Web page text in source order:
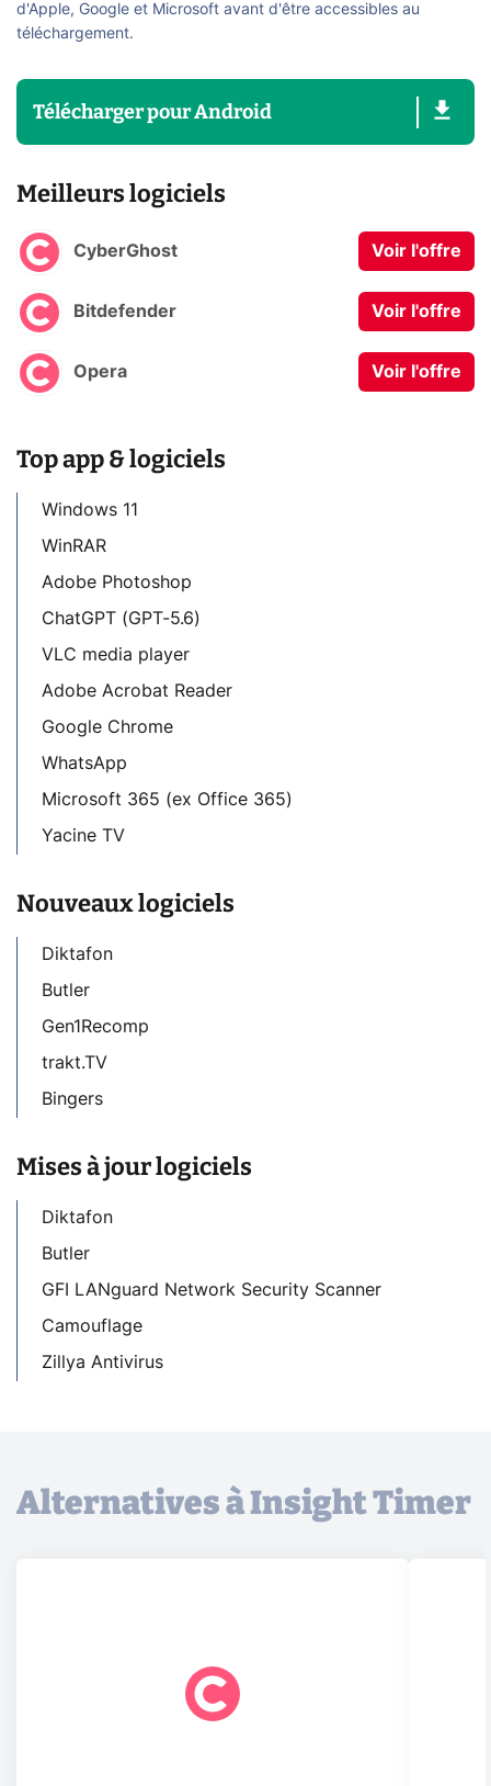
d'Apple, Google et Microsoft avant d'être accessibles au
téléchargement.
TéléchargerpourAndroid
Meilleurs logiciels
CyberGhost Voir l'offre
Bitdefender Voir l'offre
Opera Voir l'offre
Top app & logiciels
Windows 11
WinRAR
Adobe Photoshop
ChatGPT (GPT-5.6)
VLC media player
Adobe Acrobat Reader
Google Chrome
WhatsApp
Microsoft 365 (ex Office 365)
Yacine TV
Nouveaux logiciels
Diktafon
Butler
Gen1Recomp
trakt.TV
Bingers
Mises à jour logiciels
Diktafon
Butler
GFI LANguard Network Security Scanner
Camouflage
Zillya Antivirus
Alternatives à Insight Timer